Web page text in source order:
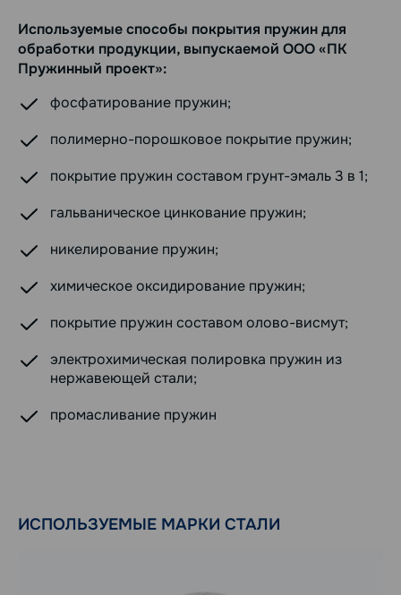
Используемые способы покрытия пружин для
обработки продукции, выпускаемой ООО «ПК
Пружинный проект»:
фосфатирование пружин;
полимерно-порошковое покрытие пружин;
покрытие пружин составом грунт-эмаль 3 в 1;
гальваническое цинкование пружин;
никелирование пружин;
химическое оксидирование пружин;
покрытие пружин составом олово-висмут;
электрохимическая полировка пружин из
нержавеющей стали;
промасливание пружин
ИСПОЛЬЗУЕМЫЕ МАРКИ СТАЛИ